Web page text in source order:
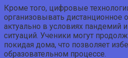
Кроме того, цифровые
организовывать дистанционное
актуально в условиях пандемий
ситуаций. Ученики могут
покидая дома, что позволяет
образовательном процессе.